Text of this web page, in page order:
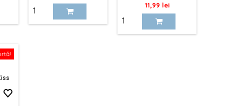
Pret
11,99 lei